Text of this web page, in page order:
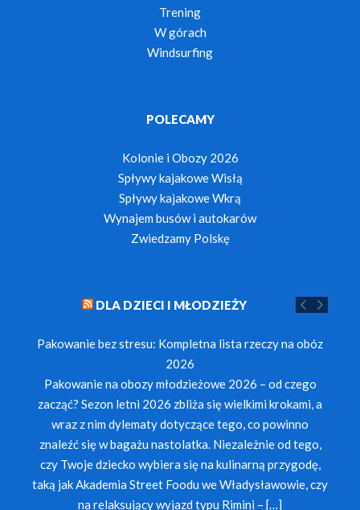
Trening
W górach
Windsurfing
POLECAMY
Kolonie i Obozy 2026
Spływy kajakowe Wisłą
Spływy kajakowe Wkrą
Wynajem busów i autokarów
Zwiedzamy Polskę
DLA DZIECI I MŁODZIEŻY
Pakowanie bez stresu: Kompletna lista rzeczy na obóz
2026
Pakowanie na obozy młodzieżowe 2026 – od czego
zacząć? Sezon letni 2026 zbliża się wielkimi krokami, a
wraz z nim dylematy dotyczące tego, co powinno
znaleźć się w bagażu nastolatka. Niezależnie od tego,
czy Twoje dziecko wybiera się na kulinarną przygodę,
taką jak Akademia Street Foodu we Władysławowie, czy
na relaksujący wyjazd typu Rimini – […]